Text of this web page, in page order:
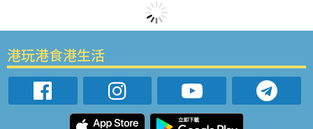
港玩港食港生活